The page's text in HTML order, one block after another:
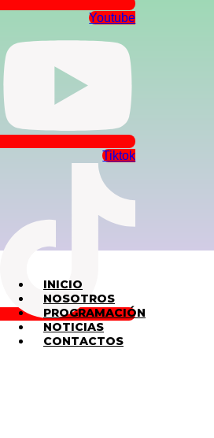
Youtube
Tiktok
INICIO
NOSOTROS
PROGRAMACIÓN
NOTICIAS
CONTACTOS